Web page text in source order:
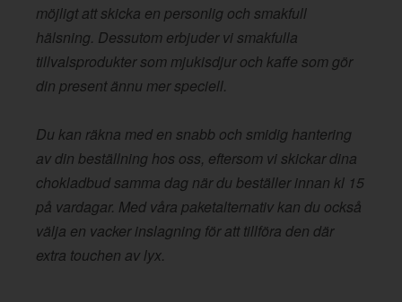
möjligt att skicka en personlig och smakfull
hälsning. Dessutom erbjuder vi smakfulla
tillvalsprodukter som mjukisdjur och kaffe som gör
din present ännu mer speciell.
Du kan räkna med en snabb och smidig hantering
av din beställning hos oss, eftersom vi skickar dina
chokladbud samma dag när du beställer innan kl 15
på vardagar. Med våra paketalternativ kan du också
välja en vacker inslagning för att tillföra den där
extra touchen av lyx.